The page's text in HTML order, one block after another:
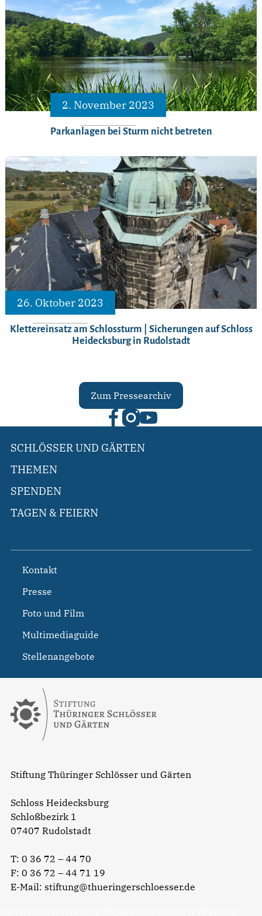
2. November 2023
Parkanlagen bei Sturm nicht betreten
26. Oktober 2023
Klettereinsatz am Schlossturm | Sicherungen auf Schloss
Heidecksburg in Rudolstadt
Zum Pressearchiv
Stiftung Thüringer Schlösser und Gärten
Schloss Heidecksburg
Schloßbezirk 1
07407 Rudolstadt
T: 0 36 72 – 44 70
F: 0 36 72 – 44 71 19
E-Mail: stiftung@thueringerschloesser.de
SCHLÖSSER UND GÄRTEN
THEMEN
SPENDEN
TAGEN & FEIERN
Kontakt
Presse
Foto und Film
Multimediaguide
Stellenangebote